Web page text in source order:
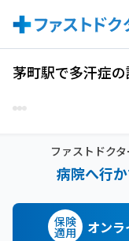
茅町駅で多汗症
ファストドク
病院へ行
保険
適用 オン